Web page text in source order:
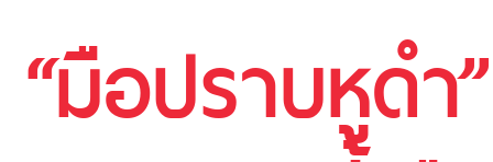
“มือปราบหูด